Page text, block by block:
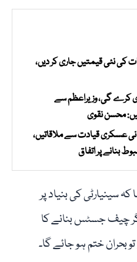
کی نئی قیمتیں جاری کر دیں،
کرے گی، وزیراعظم سے
محسن نقوی
عسکری قیادت سے ملاقاتیں،
بنانے پر اتفاق
سینیارٹی کی بنیاد پر
چیف جسٹس بنانے کا
بحران ختم ہو جائے گا۔